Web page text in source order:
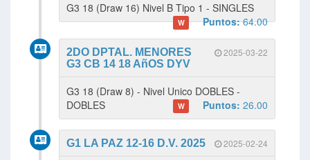
G3 18 (Draw 16) Nivel B Tipo 1 - SINGLES
W Puntos:64.00
2025-03-22
2DO DPTAL. MENORES
G3 CB 14 18 AñOS DYV
G3 18 (Draw 8) - Nivel Unico DOBLES -
DOBLES
W Puntos: 26.00
2025-02-24
G1 LA PAZ 12-16 D.V. 2025